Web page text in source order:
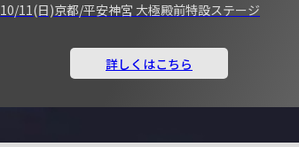
10/11(日)京都/平安神宮 大極殿前特設ステージ
詳しくはこちら